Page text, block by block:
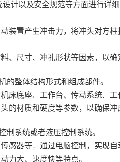
计以及安全规范等方面进行详细
装置产生冲击力，将冲头对方
、尺寸、冲孔形状等因素，以确
的整体结构形式和组成部件。
床底座、工作台、传动系统、工
的材质和硬度等参数，以确保冲
制系统或者液压控制系统。
感器等，通过电脑控制，实现自
力大、速度快等特点。